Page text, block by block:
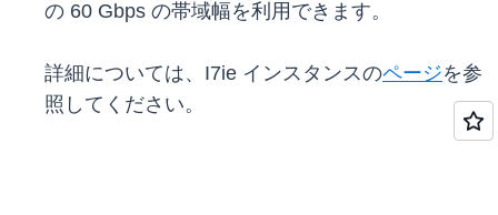
の 60 Gbps の帯域幅を利用できます。
詳細については、I7ie インスタンスのページを参
照してください。